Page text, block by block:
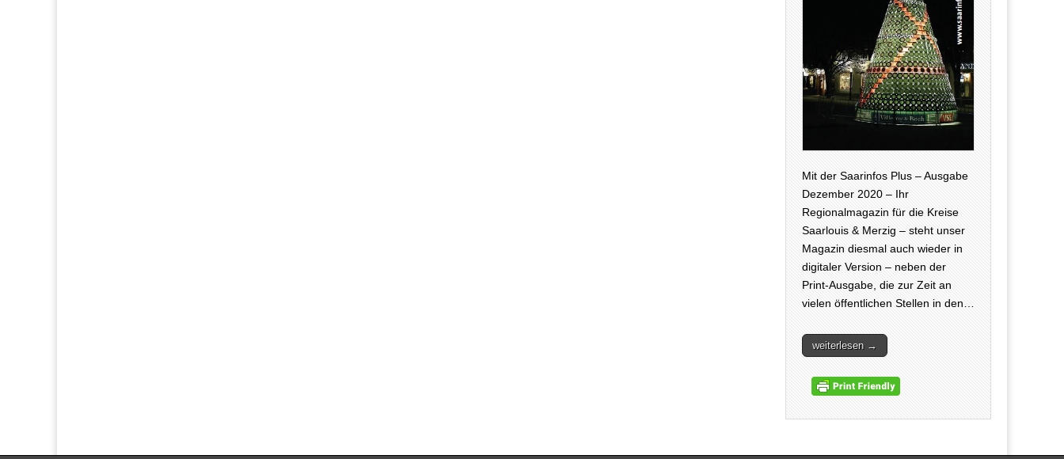
Mit der Saarinfos Plus – Ausgabe
Dezember 2020 – Ihr
Regionalmagazin für die Kreise
Saarlouis & Merzig – steht unser
Magazin diesmal auch wieder in
digitaler Version – neben der
Print-Ausgabe, die zur Zeit an
vielen öffentlichen Stellen in den…
weiterlesen →